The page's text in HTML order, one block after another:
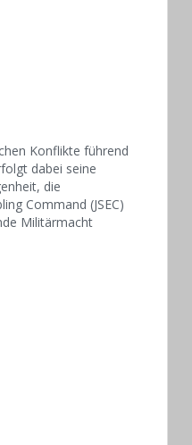
Konflikte führend
dabei seine
die
Command (JSEC)
Militärmacht